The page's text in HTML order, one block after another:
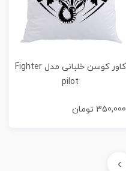
کاور کوسن خلبانی مدل Fighter
pilot
350,000 تومان
›